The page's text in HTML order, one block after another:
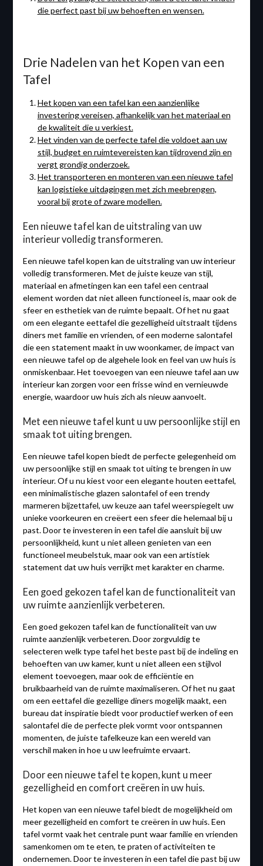
die perfect past bij uw behoeften en wensen.
Drie Nadelen van het Kopen van een
Tafel
Het kopen van een tafel kan een aanzienlijke
investering vereisen, afhankelijk van het materiaal en
de kwaliteit die u verkiest.
Het vinden van de perfecte tafel die voldoet aan uw
stijl, budget en ruimtevereisten kan tijdrovend zijn en
vergt grondig onderzoek.
Het transporteren en monteren van een nieuwe tafel
kan logistieke uitdagingen met zich meebrengen,
vooral bij grote of zware modellen.
Een nieuwe tafel kan de uitstraling van uw
interieur volledig transformeren.
Een nieuwe tafel kopen kan de uitstraling van uw interieur
volledig transformeren. Met de juiste keuze van stijl,
materiaal en afmetingen kan een tafel een centraal
element worden dat niet alleen functioneel is, maar ook de
sfeer en esthetiek van de ruimte bepaalt. Of het nu gaat
om een elegante eettafel die gezelligheid uitstraalt tijdens
diners met familie en vrienden, of een moderne salontafel
die een statement maakt in uw woonkamer, de impact van
een nieuwe tafel op de algehele look en feel van uw huis is
onmiskenbaar. Het toevoegen van een nieuwe tafel aan uw
interieur kan zorgen voor een frisse wind en vernieuwde
energie, waardoor uw huis zich als nieuw aanvoelt.
Met een nieuwe tafel kunt u uw persoonlijke stijl en
smaak tot uiting brengen.
Een nieuwe tafel kopen biedt de perfecte gelegenheid om
uw persoonlijke stijl en smaak tot uiting te brengen in uw
interieur. Of u nu kiest voor een elegante houten eettafel,
een minimalistische glazen salontafel of een trendy
marmeren bijzettafel, uw keuze aan tafel weerspiegelt uw
unieke voorkeuren en creëert een sfeer die helemaal bij u
past. Door te investeren in een tafel die aansluit bij uw
persoonlijkheid, kunt u niet alleen genieten van een
functioneel meubelstuk, maar ook van een artistiek
statement dat uw huis verrijkt met karakter en charme.
Een goed gekozen tafel kan de functionaliteit van
uw ruimte aanzienlijk verbeteren.
Een goed gekozen tafel kan de functionaliteit van uw
ruimte aanzienlijk verbeteren. Door zorgvuldig te
selecteren welk type tafel het beste past bij de indeling en
behoeften van uw kamer, kunt u niet alleen een stijlvol
element toevoegen, maar ook de efficiëntie en
bruikbaarheid van de ruimte maximaliseren. Of het nu gaat
om een eettafel die gezellige diners mogelijk maakt, een
bureau dat inspiratie biedt voor productief werken of een
salontafel die de perfecte plek vormt voor ontspannen
momenten, de juiste tafelkeuze kan een wereld van
verschil maken in hoe u uw leefruimte ervaart.
Door een nieuwe tafel te kopen, kunt u meer
gezelligheid en comfort creëren in uw huis.
Het kopen van een nieuwe tafel biedt de mogelijkheid om
meer gezelligheid en comfort te creëren in uw huis. Een
tafel vormt vaak het centrale punt waar familie en vrienden
samenkomen om te eten, te praten of activiteiten te
ondernemen. Door te investeren in een tafel die past bij uw